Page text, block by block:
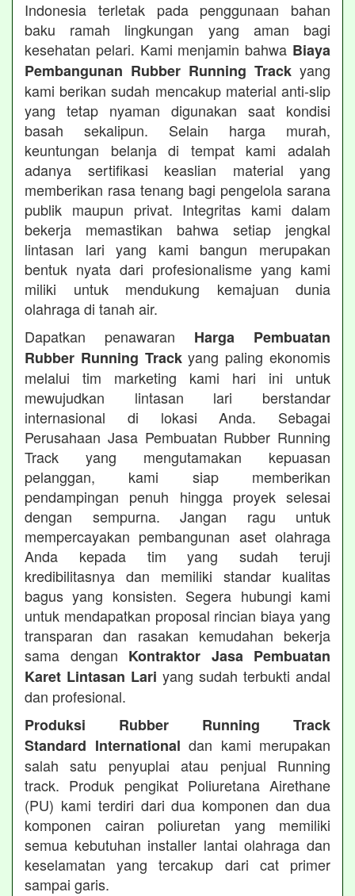
Indonesia terletak pada penggunaan bahan
baku ramah lingkungan yang aman bagi
kesehatan pelari. Kami menjamin bahwa Biaya
Pembangunan Rubber Running Track yang
kami berikan sudah mencakup material anti-slip
yang tetap nyaman digunakan saat kondisi
basah sekalipun. Selain harga murah,
keuntungan belanja di tempat kami adalah
adanya sertifikasi keaslian material yang
memberikan rasa tenang bagi pengelola sarana
publik maupun privat. Integritas kami dalam
bekerja memastikan bahwa setiap jengkal
lintasan lari yang kami bangun merupakan
bentuk nyata dari profesionalisme yang kami
miliki untuk mendukung kemajuan dunia
olahraga di tanah air.
Dapatkan penawaran Harga Pembuatan
Rubber Running Trackyang paling ekonomis
melalui tim marketing kami hari ini untuk
mewujudkan lintasan lari berstandar
internasional di lokasi Anda. Sebagai
Perusahaan Jasa Pembuatan Rubber Running
Track yang mengutamakan kepuasan
pelanggan, kami siap memberikan
pendampingan penuh hingga proyek selesai
dengan sempurna. Jangan ragu untuk
mempercayakan pembangunan aset olahraga
Anda kepada tim yang sudah teruji
kredibilitasnya dan memiliki standar kualitas
bagus yang konsisten. Segera hubungi kami
untuk mendapatkan proposal rincian biaya yang
transparan dan rasakan kemudahan bekerja
sama dengan Kontraktor Jasa Pembuatan
Karet Lintasan Lari yang sudah terbukti andal
dan profesional.
Produksi Rubber Running Track
Standard International dan kami merupakan
salah satu penyuplai atau penjual Running
track. Produk pengikat Poliuretana Airethane
(PU) kami terdiri dari dua komponen dan dua
komponen cairan poliuretan yang memiliki
semua kebutuhan installer lantai olahraga dan
keselamatan yang tercakup dari cat primer
sampai garis.